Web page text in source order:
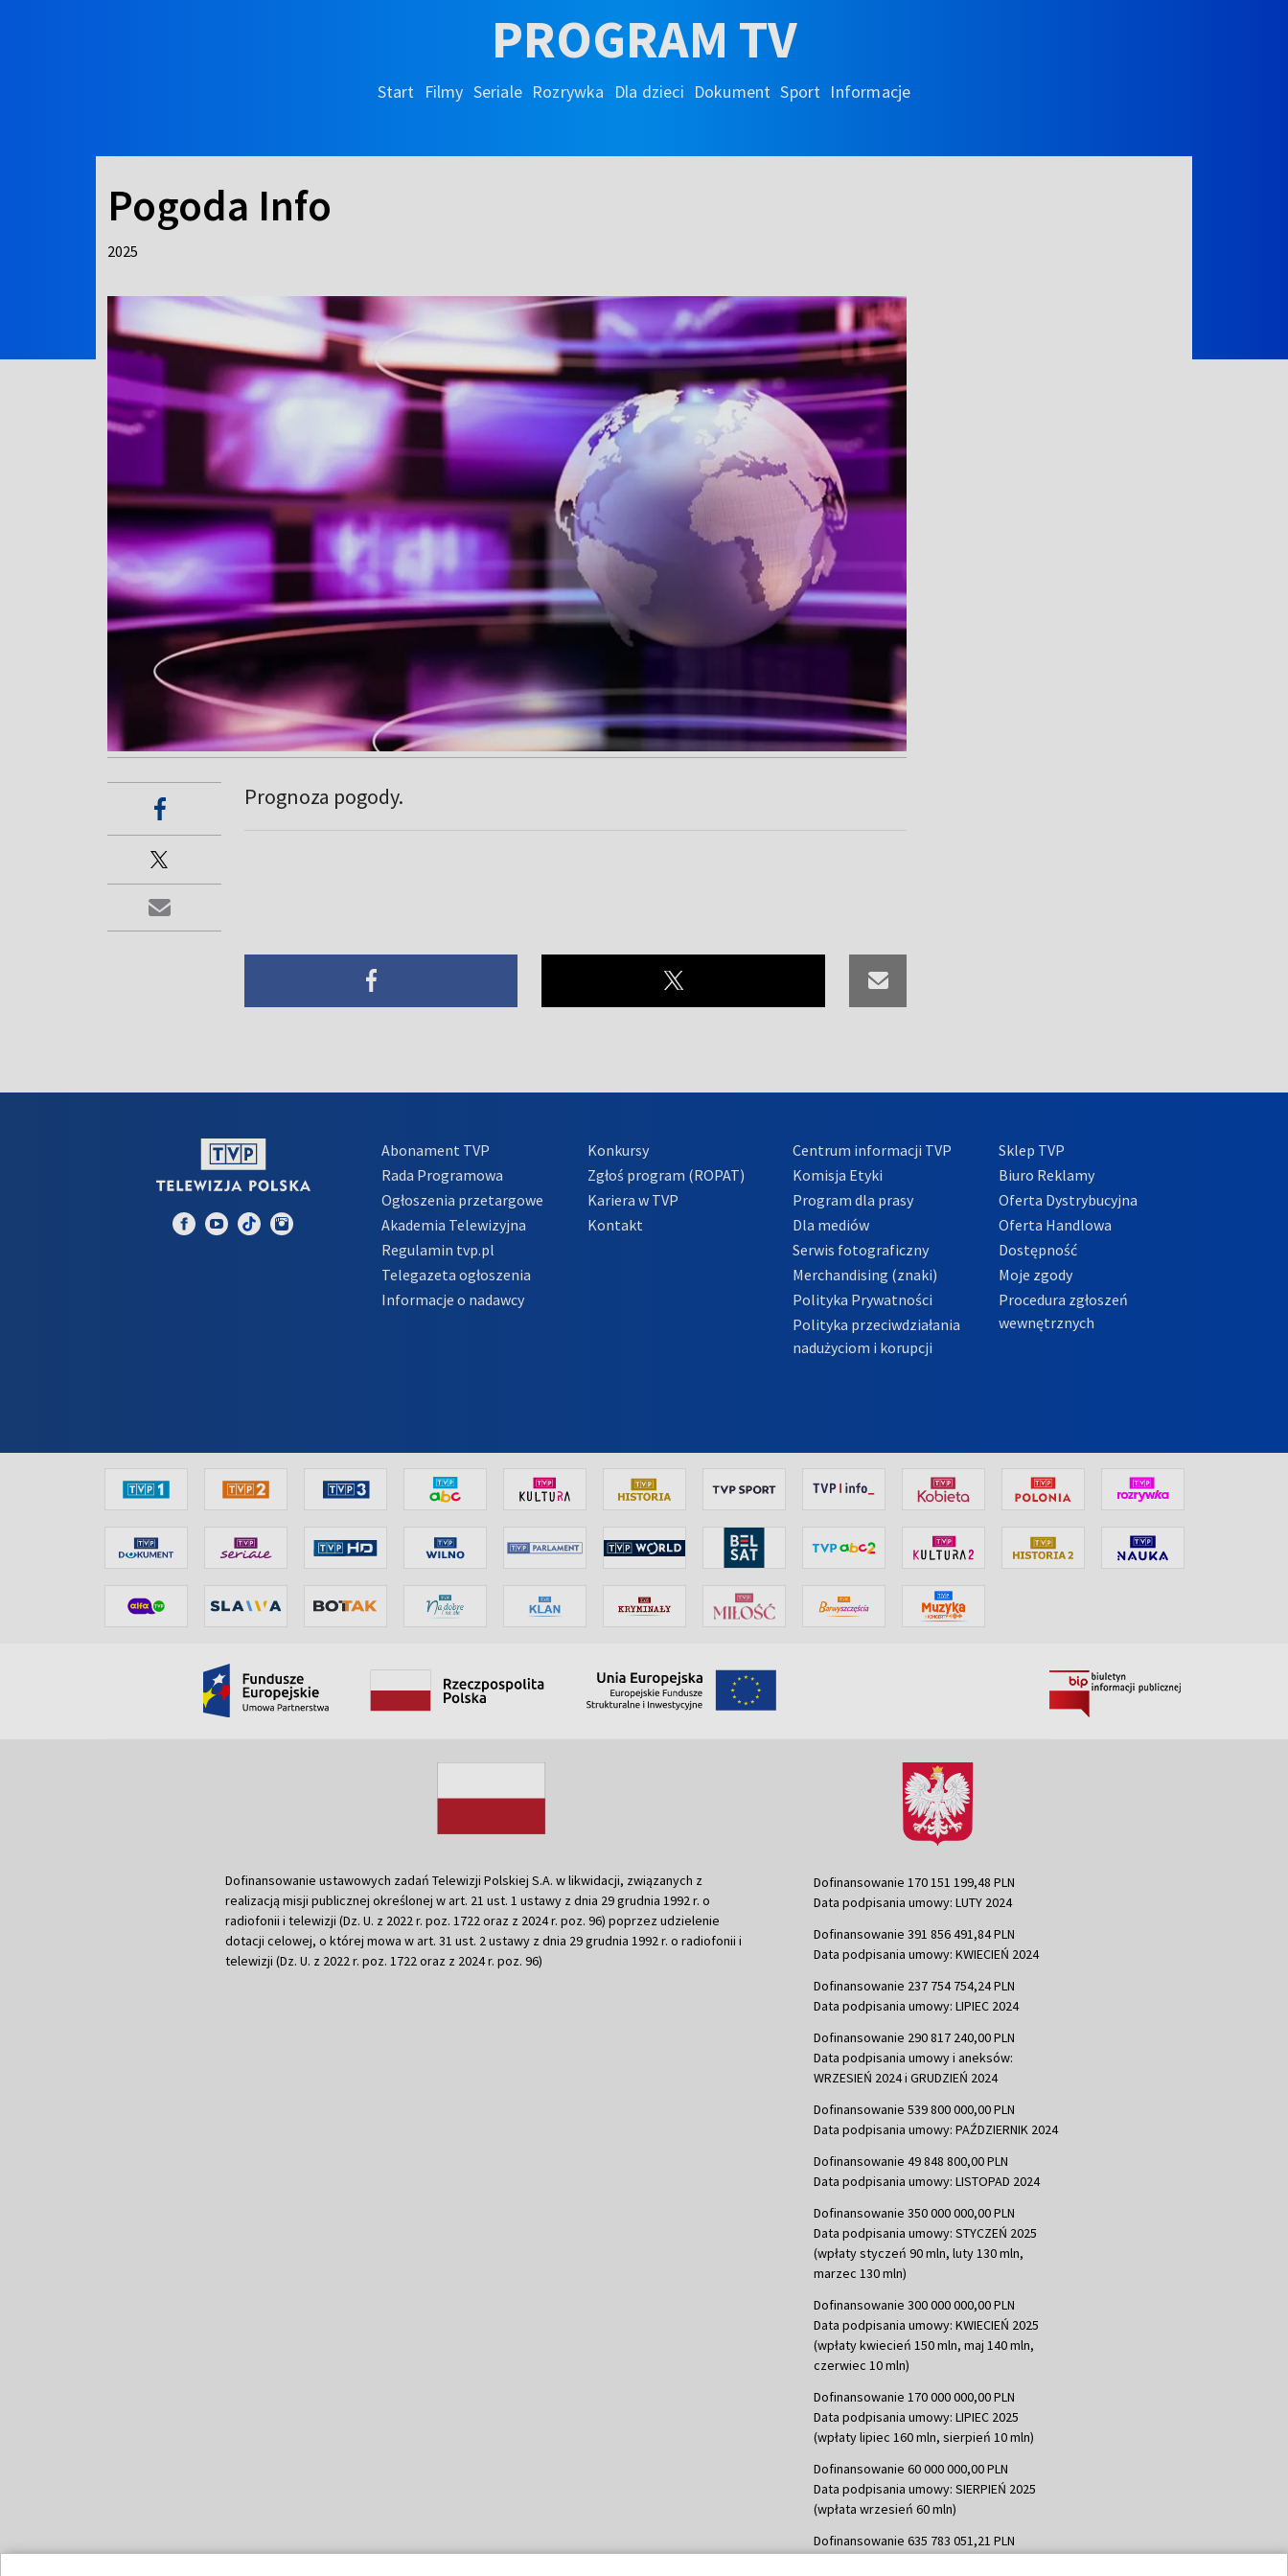
PROGRAM TV
Start Filmy Seriale Rozrywka Dla dzieci Dokument Sport Informacje
Pogoda Info
2025
Prognoza pogody.
Abonament TVP
Rada Programowa
Ogłoszenia przetargowe
Akademia Telewizyjna
Regulamin tvp.pl
Telegazeta ogłoszenia
Informacje o nadawcy
Konkursy
Zgłoś program (ROPAT)
Kariera w TVP
Kontakt
Centrum informacji TVP
Komisja Etyki
Program dla prasy
Dla mediów
Serwis fotograficzny
Merchandising (znaki)
Polityka Prywatności
Polityka przeciwdziałania
nadużyciom i korupcji
Sklep TVP
Biuro Reklamy
Oferta Dystrybucyjna
Oferta Handlowa
Dostępność
Moje zgody
Procedura zgłoszeń
wewnętrznych
Dofinansowanie ustawowych zadań Telewizji Polskiej S.A. w likwidacji, związanych z
realizacją misji publicznej określonej w art. 21 ust. 1 ustawy z dnia 29 grudnia 1992 r. o
radiofonii i telewizji (Dz. U. z 2022 r. poz. 1722 oraz z 2024 r. poz. 96) poprzez udzielenie
dotacji celowej, o której mowa w art. 31 ust. 2 ustawy z dnia 29 grudnia 1992 r. o radiofonii i
telewizji (Dz. U. z 2022 r. poz. 1722 oraz z 2024 r. poz. 96)
Dofinansowanie 170 151 199,48 PLN
Data podpisania umowy: LUTY 2024
Dofinansowanie 391 856 491,84 PLN
Data podpisania umowy: KWIECIEŃ 2024
Dofinansowanie 237 754 754,24 PLN
Data podpisania umowy: LIPIEC 2024
Dofinansowanie 290 817 240,00 PLN
Data podpisania umowy i aneksów:
WRZESIEŃ 2024 i GRUDZIEŃ 2024
Dofinansowanie 539 800 000,00 PLN
Data podpisania umowy: PAŹDZIERNIK 2024
Dofinansowanie 49 848 800,00 PLN
Data podpisania umowy: LISTOPAD 2024
Dofinansowanie 350 000 000,00 PLN
Data podpisania umowy: STYCZEŃ 2025
(wpłaty styczeń 90 mln, luty 130 mln,
marzec 130 mln)
Dofinansowanie 300 000 000,00 PLN
Data podpisania umowy: KWIECIEŃ 2025
(wpłaty kwiecień 150 mln, maj 140 mln,
czerwiec 10 mln)
Dofinansowanie 170 000 000,00 PLN
Data podpisania umowy: LIPIEC 2025
(wpłaty lipiec 160 mln, sierpień 10 mln)
Dofinansowanie 60 000 000,00 PLN
Data podpisania umowy: SIERPIEŃ 2025
(wpłata wrzesień 60 mln)
Dofinansowanie 635 783 051,21 PLN